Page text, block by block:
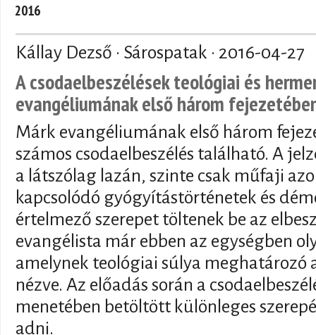
2016
Kállay Dezső · Sárospatak · 2016-04-27
A csodaelbeszélések teológiai és
evangéliumának első három
Márk evangéliumának első három
számos csodaelbeszélés található. A
a látszólag lazán, szinte csak műfaji
kapcsolódó gyógyítástörténetek és
értelmező szerepet töltenek be az
evangélista már ebben az egységben
amelynek teológiai súlya meghatározó
nézve. Az előadás során a
menetében betöltött különleges
adni.